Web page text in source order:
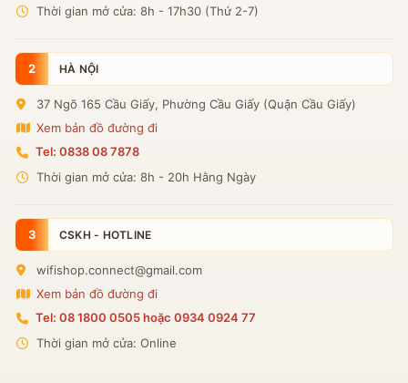
Thời gian mở cửa: 8h - 17h30 (Thứ 2-7)
2 HÀ NỘI
37 Ngõ 165 Cầu Giấy, Phường Cầu Giấy (Quận Cầu Giấy)
Xem bản đồ đường đi
Tel: 0838 08 7878
Thời gian mở cửa: 8h - 20h Hằng Ngày
3 CSKH - HOTLINE
wifishop.connect@gmail.com
Xem bản đồ đường đi
Tel: 08 1800 0505 hoặc 0934 0924 77
Thời gian mở cửa: Online